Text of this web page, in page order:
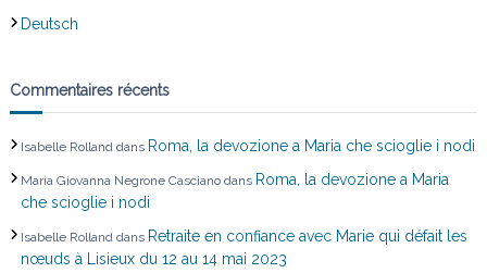
a
r
t
i
c
Deutsch
Commentaires récents
Isabelle Rolland dans Roma, la devozione a Maria che scioglie i nodi
Maria Giovanna Negrone Cascianodans Roma, la devozione a Maria
che scioglie i nodi
Isabelle Rolland dans Retraite en confiance avec Marie qui défait les
nœuds à Lisieux du 12 au 14 mai 2023